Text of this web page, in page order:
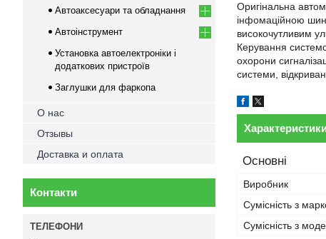
Оригінальна
інфомаційною
високочутливим
Керування
охорони
системи,
Основні
Виробник
Сумісність з
Сумісність з
Автоаксесуари та обладнання
Автоінструмент
Установка автоелектроніки і
додаткових пристроїв
Заглушки для фаркопа
О нас
Отзывы
Доставка и оплата
Контакти